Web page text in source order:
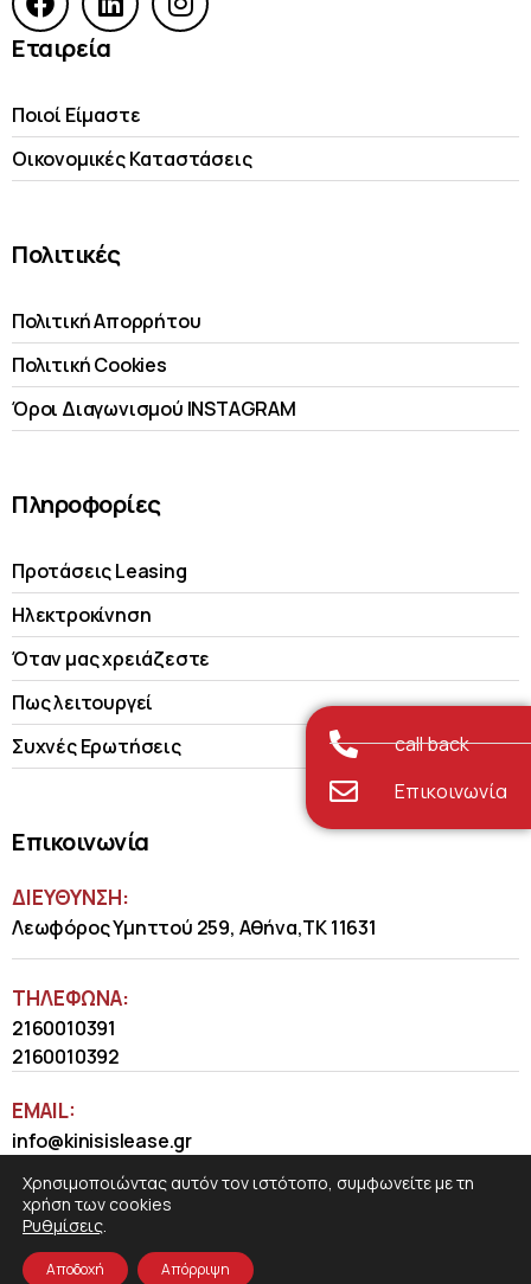
Εταιρεία
Ποιοί Είμαστε
Οικονομικές Kαταστάσεις
Πολιτικές
Πολιτική Απορρήτου
Πολιτική Cookies
Όροι Διαγωνισμού INSTAGRAM
Πληροφορίες
Προτάσεις Leasing
Ηλεκτροκίνηση
Όταν μας χρειάζεστε
Πως λειτουργεί
Συχνές Ερωτήσεις
Επικοινωνία
ΔΙΕΥΘΥΝΣΗ:
Λεωφόρος Υμηττού 259, Αθήνα,ΤΚ 11631
ΤΗΛΈΦΩΝΑ:
2160010391
2160010392
EMAIL:
info@kinisislease.gr
call back
Επικοινωνία
Χρησιμοποιώντας αυτόν τον ιστότοπο, συμφωνείτε με τη
χρήση των cookies
Ρυθμίσεις.
Αποδοχή Απόρριψη